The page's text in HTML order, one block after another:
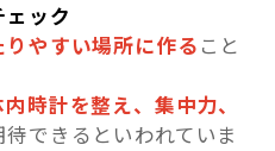
ック
りやすい場所に作る こと
時計を整え、集中力、
待できるといわれていま